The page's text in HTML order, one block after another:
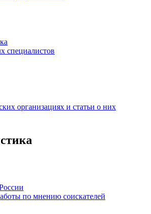
специалистов
организациях и статьи о них
по мнению соискателей